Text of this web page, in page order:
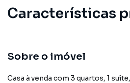
Características
Sobre o imóvel
Casa à venda com 3 quartos, 1